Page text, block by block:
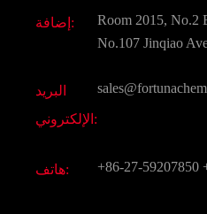
النكهات و عطور
الكيميائية CAS
جميع المواد الكيميائية غرامة
إضافة:
Room 2015, No.2
No.107 Jinqiao
البريد
الإلكتروني:
هاتف: +86-27-59207850